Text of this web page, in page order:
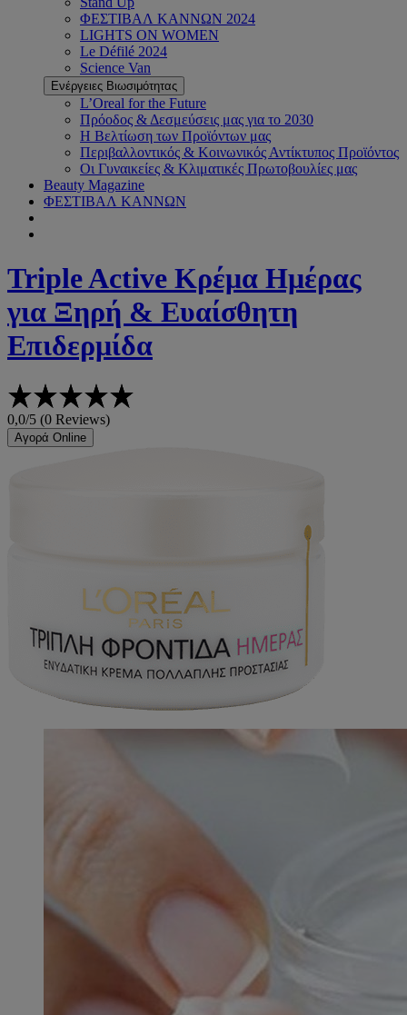
ΦΕΣΤΙΒΑΛ ΚΑΝΝΩΝ 2024
LIGHTS ON WOMEN
Le Défilé 2024
Science Van
Ενέργειες Βιωσιμότητας
L’Oreal for the Future
Πρόοδος & Δεσμεύσεις μας για το 2030
Η Βελτίωση των Προϊόντων μας
Περιβαλλοντικός & Κοινωνικός Αντίκτυπος Προϊόντος
Οι Γυναικείες & Κλιματικές Πρωτοβουλίες μας
Beauty Magazine
ΦΕΣΤΙΒΑΛ ΚΑΝΝΩΝ
Triple Active Κρέμα Ημέρας
για Ξηρή & Ευαίσθητη
Επιδερμίδα
0,0/5 (0 Reviews)
Αγορά Online